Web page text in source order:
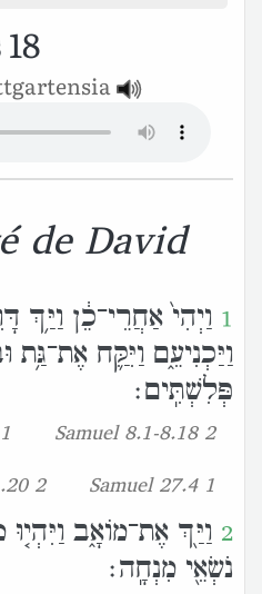
de David
1 וַיְהִי֙ אַחֲרֵי־כֵ֔ן וַיַּ֥ךְ
וַיַּכְנִיעֵ֑ם וַיִּקַּ֛ח אֶת־גַּ֥ת
פְּלִשְׁתִּֽים׃
2 Samuel 8.1-8.18
1 Samuel 5.8
1 Samuel 27.4
2 Samuel 1.20
2 וַיַּ֖ךְ אֶת־מֹואָ֑ב
נֹשְׂאֵ֖י מִנְחָֽה׃